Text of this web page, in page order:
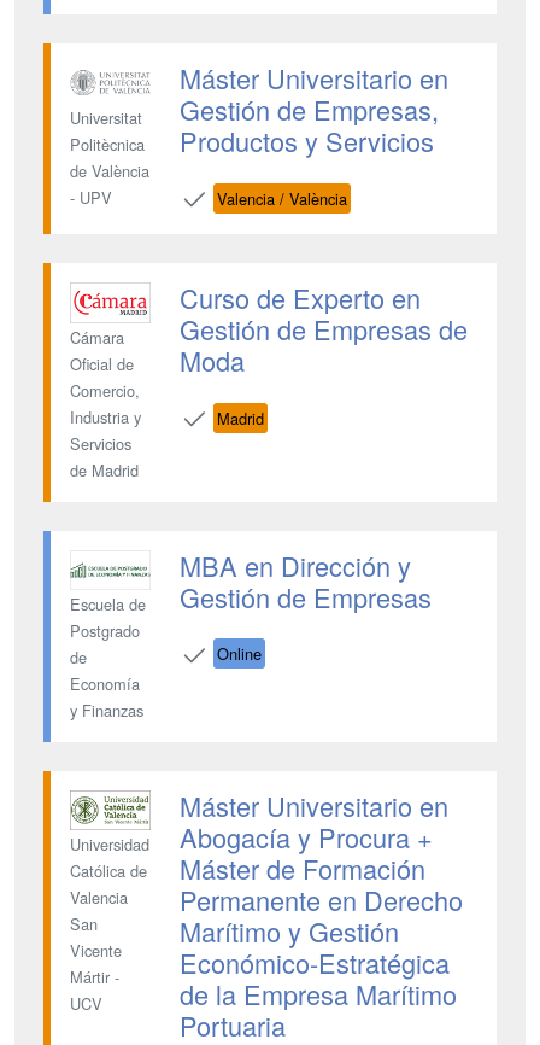
Universitat
Politècnica
de València
- UPV
Máster Universitario en
Gestión de Empresas,
Productos y Servicios
Valencia / València
Cámara
Oficial de
Comercio,
Industria y
Servicios
de Madrid
Curso de Experto en
Gestión de Empresas de
Moda
Madrid
Escuela de
Postgrado
de
Economía
y Finanzas
MBA en Dirección y
Gestión de Empresas
Online
Universidad
Católica de
Valencia
San
Vicente
Mártir -
UCV
Máster Universitario en
Abogacía y Procura +
Máster de Formación
Permanente en Derecho
Marítimo y Gestión
Económico-Estratégica
de la Empresa Marítimo
Portuaria